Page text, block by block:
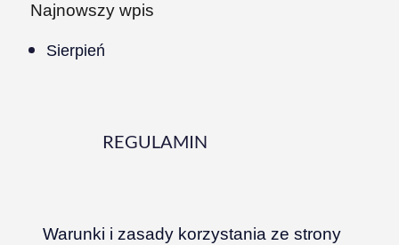
Najnowszy wpis
Sierpień
REGULAMIN
Warunki i zasady korzystania ze strony